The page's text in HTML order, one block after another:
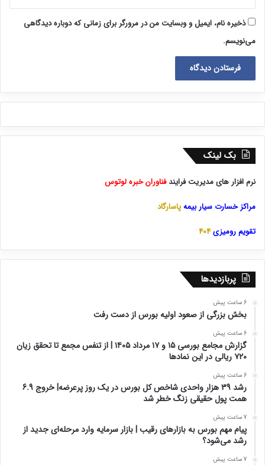
ذخیره نام، ایمیل و وبسایت من در مرورگر برای زمانی که دوباره دیدگاهی
می‌نویسم.
بک لینک
نرم افزار های مدیریت فرایندفناوران خبره لوتوس
مراکز خسارت سیار بیمهپاسارگاد
تقویم رومیزی404
پربازدیدها
6 ساعت پیش
بخش بزرگی از صعود اولیه بورس از دست رفت
6 ساعت پیش
گزارش مجامع بورسی ۱۵ و ۱۷ مرداد ۱۴۰۵ | از تنفس مجمع تا تحقق زیان
۷۲۰ ریالی در این نماد‌ها
6 ساعت پیش
رشد 39 هزار واحدی شاخص کل بورس در یک روز پرعرضه| خروج 6.9
همت پول حقیقی زنگ خطر شد
7 ساعت پیش
پیام مهم بورس به بازارهای رقیب | بازار سرمایه وارد مرحله‌ای جدید از
رشد می‌شود؟
7 ساعت پیش